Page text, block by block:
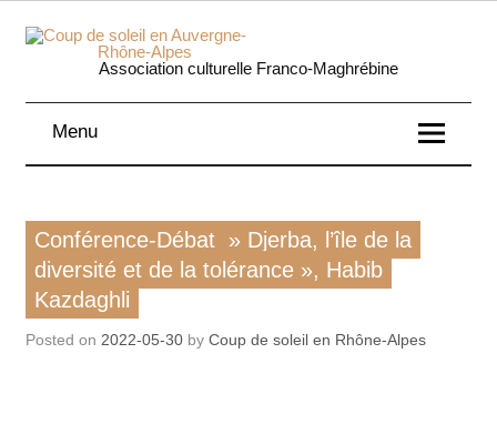
Skip
content
Coup
soleil
Association culturelle Franco-Maghrébine
Menu
Lire, écouter, voir
Rencontre / conférence
Conférence-Débat » Djerba, l’île de la
diversité et de la tolérance », Habib
Kazdaghli
Posted on 2022-05-30by Coup de soleil en Rhône-Alpes